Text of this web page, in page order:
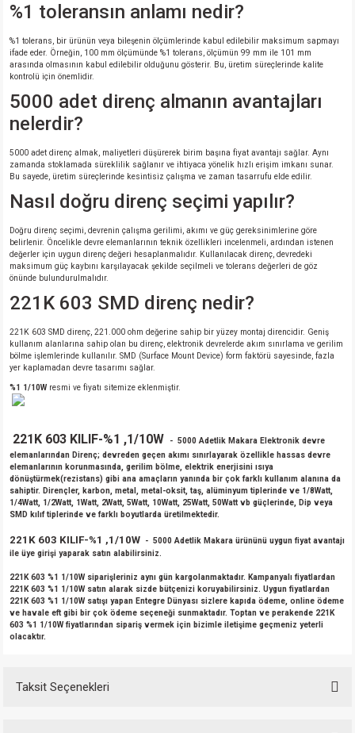
%1 toleransın anlamı nedir?
%1 tolerans, bir ürünün veya bileşenin ölçümlerinde kabul edilebilir maksimum sapmayı
ifade eder. Örneğin, 100 mm ölçümünde %1 tolerans, ölçümün 99 mm ile 101 mm
arasında olmasının kabul edilebilir olduğunu gösterir. Bu, üretim süreçlerinde kalite
kontrolü için önemlidir.
5000 adet direnç almanın avantajları
nelerdir?
5000 adet direnç almak, maliyetleri düşürerek birim başına fiyat avantajı sağlar. Aynı
zamanda stoklamada süreklilik sağlanır ve ihtiyaca yönelik hızlı erişim imkanı sunar.
Bu sayede, üretim süreçlerinde kesintisiz çalışma ve zaman tasarrufu elde edilir.
Nasıl doğru direnç seçimi yapılır?
Doğru direnç seçimi, devrenin çalışma gerilimi, akımı ve güç gereksinimlerine göre
belirlenir. Öncelikle devre elemanlarının teknik özellikleri incelenmeli, ardından istenen
değerler için uygun direnç değeri hesaplanmalıdır. Kullanılacak direnç, devredeki
maksimum güç kaybını karşılayacak şekilde seçilmeli ve tolerans değerleri de göz
önünde bulundurulmalıdır.
221K 603 SMD direnç nedir?
221K 603 SMD direnç, 221.000 ohm değerine sahip bir yüzey montaj direncidir. Geniş
kullanım alanlarına sahip olan bu direnç, elektronik devrelerde akım sınırlama ve gerilim
bölme işlemlerinde kullanılır. SMD (Surface Mount Device) form faktörü sayesinde, fazla
yer kaplamadan devre tasarımı sağlar.
%1 1/10Wresmi ve fiyatı sitemize eklenmiştir.
221K 603 KILIF-%1 ,1/10W
- 5000 Adetlik Makara Elektronik devre
elemanlarından Direnç; devreden geçen akımı sınırlayarak özellikle hassas devre
elemanlarının korunmasında, gerilim bölme, elektrik enerjisini ısıya
dönüştürmek(rezistans) gibi ana amaçların yanında bir çok farklı kullanım alanına da
sahiptir. Dirençler, karbon, metal, metal-oksit, taş, alüminyum tiplerinde ve 1/8Watt,
1/4Watt, 1/2Watt, 1Watt, 2Watt, 5Watt, 10Watt, 25Watt, 50Watt vb güçlerinde, Dip veya
SMD kılıf tiplerinde ve farklı boyutlarda üretilmektedir.
221K 603 KILIF-%1 ,1/10W
- 5000 Adetlik Makara ürününü uygun fiyat avantajı
ile üye girişi yaparak satın alabilirsiniz.
221K 603 %1 1/10W siparişleriniz aynı gün kargolanmaktadır. Kampanyalı fiyatlardan
221K 603 %1 1/10W satın alarak sizde bütçenizi koruyabilirsiniz. Uygun fiyatlardan
221K 603 %1 1/10W satışı yapan Entegre Dünyası sizlere kapıda ödeme, online ödeme
ve havale eft gibi bir çok ödeme seçeneği sunmaktadır. Toptan ve perakende 221K
603 %1 1/10W fiyatlarından sipariş vermek için bizimle iletişime geçmeniz yeterli
olacaktır.
Taksit Seçenekleri